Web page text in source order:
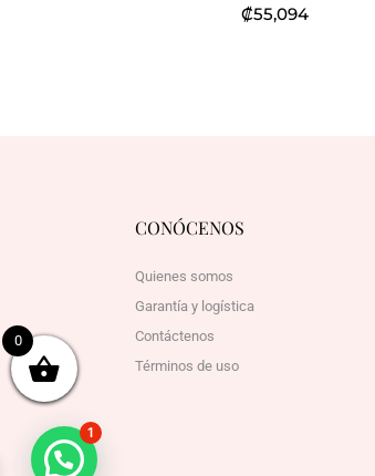
₡55,094
CONÓCENOS
Quienes somos
Garantía y logística
Contáctenos
Términos de uso
0
1